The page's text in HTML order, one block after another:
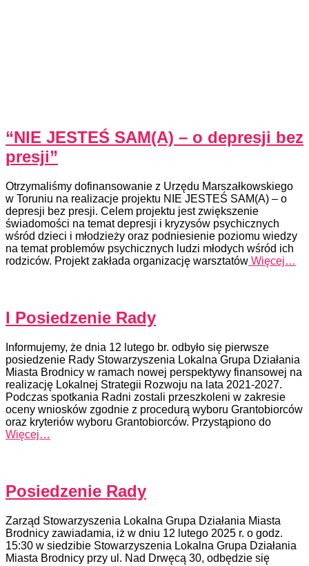
“NIE JESTEŚ SAM(A) – o depresji bez
presji”
Otrzymaliśmy dofinansowanie z Urzędu Marszałkowskiego
w Toruniu na realizacje projektu NIE JESTEŚ SAM(A) – o
depresji bez presji. Celem projektu jest zwiększenie
świadomości na temat depresji i kryzysów psychicznych
wśród dzieci i młodzieży oraz podniesienie poziomu wiedzy
na temat problemów psychicznych ludzi młodych wśród ich
rodziców. Projekt zakłada organizację warsztatów Więcej…
I Posiedzenie Rady
Informujemy, że dnia 12 lutego br. odbyło się pierwsze
posiedzenie Rady Stowarzyszenia Lokalna Grupa Działania
Miasta Brodnicy w ramach nowej perspektywy finansowej na
realizację Lokalnej Strategii Rozwoju na lata 2021-2027.
Podczas spotkania Radni zostali przeszkoleni w zakresie
oceny wniosków zgodnie z procedurą wyboru Grantobiorców
oraz kryteriów wyboru Grantobiorców. Przystąpiono do
Więcej…
Posiedzenie Rady
Zarząd Stowarzyszenia Lokalna Grupa Działania Miasta
Brodnicy zawiadamia, iż w dniu 12 lutego 2025 r. o godz.
15:30 w siedzibie Stowarzyszenia Lokalna Grupa Działania
Miasta Brodnicy przy ul. Nad Drwęcą 30, odbędzie się